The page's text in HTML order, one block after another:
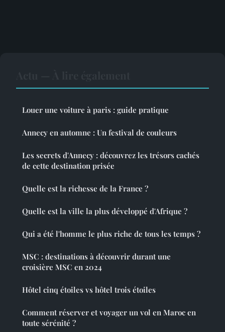
Louer une voiture à paris : guide pratique
Annecy en automne : Un festival de couleurs
Les secrets d'Annecy : découvrez les trésors cachés
de cette destination prisée
Quelle est la richesse de la France ?
Quelle est la ville la plus développé d'Afrique ?
Qui a été l'homme le plus riche de tous les temps ?
MSC : destinations à découvrir durant une
croisière MSC en 2024
Hôtel cinq étoiles vs hôtel trois étoiles
Comment réserver et voyager un vol en Maroc en
toute sérénité ?